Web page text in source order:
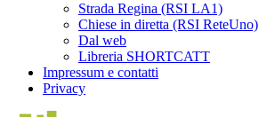
Strada Regina (RSI LA1)
Chiese in diretta (RSI ReteUno)
Dal web
Libreria SHORTCATT
Impressum e contatti
Privacy